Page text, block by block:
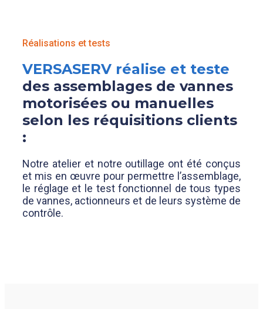
Réalisations et tests
VERSASERV réalise et teste
des assemblages de vannes
motorisées ou manuelles
selon les réquisitions clients
:
Notre atelier et notre outillage ont été conçus
et mis en œuvre pour permettre l’assemblage,
le réglage et le test fonctionnel de tous types
de vannes, actionneurs et de leurs système de
contrôle.